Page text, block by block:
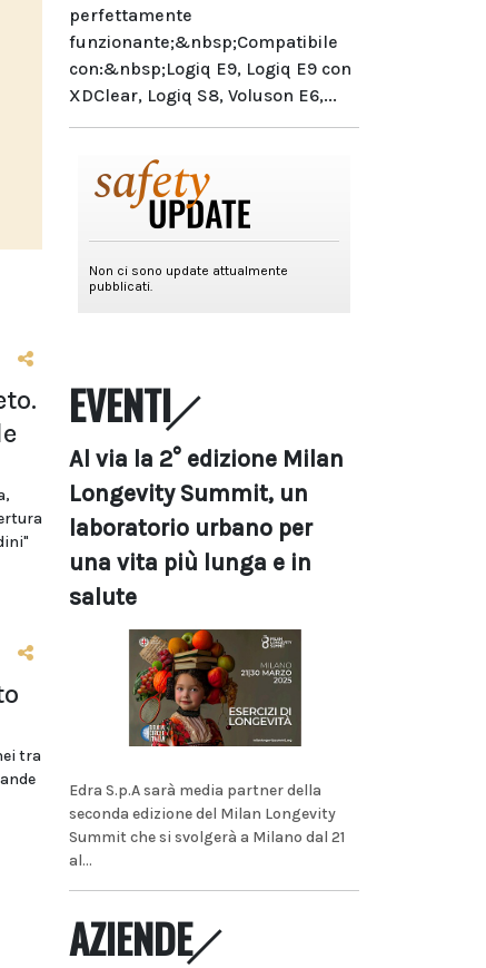
tra
perfettamente
funzionante;&nbsp;Compatibile
con:&nbsp;Logiq E9, Logiq E9 con
XDClear, Logiq S8, Voluson E6,...
EVENTI
Al via la 2° edizione Milan
Longevity Summit, un
laboratorio urbano per
una vita più lunga e in
salute
Edra S.p.A sarà media partner della
seconda edizione del Milan Longevity
Summit che si svolgerà a Milano dal 21
al...
AZIENDE